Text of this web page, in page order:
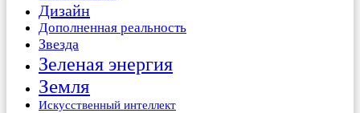
Дизайн
Дополненная реальность
Звезда
Зеленая энергия
Земля
Искусственный интеллект